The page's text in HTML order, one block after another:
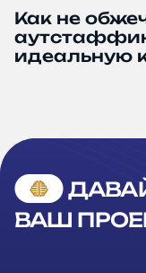
Как не
идеальную
ВАШ